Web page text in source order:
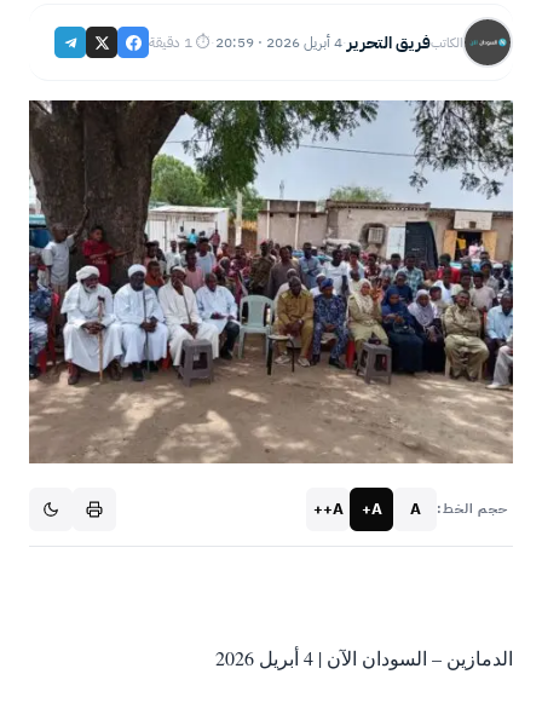
الكاتبفريق التحرير·4 أبريل 2026 · 20:59 ·⏱ 1 دقيقة
حجم الخط: A
A+
A++
الدمازين – السودان الآن | 4 أبريل 2026